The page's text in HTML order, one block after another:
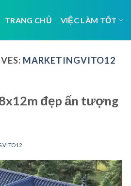
TRANG CHỦ VIỆC LÀM TỐT
MARKETINGVITO12
đẹp ấn tượng